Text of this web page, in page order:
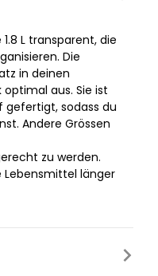
L transparent, die
Die
in deinen
aus. Sie ist
sodass du
Andere Grössen
zu werden.
Lebensmittel länger